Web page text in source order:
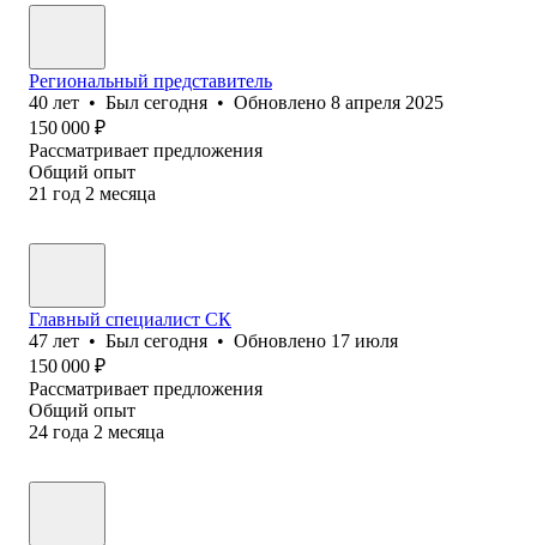
Региональный представитель
40 лет • Был сегодня • Обновлено 8 апреля 2025
150 000 ₽
Рассматривает предложения
Общий опыт
21 год 2 месяца
Главный специалист СК
47 лет • Был сегодня • Обновлено 17 июля
150 000 ₽
Рассматривает предложения
Общий опыт
24 года 2 месяца